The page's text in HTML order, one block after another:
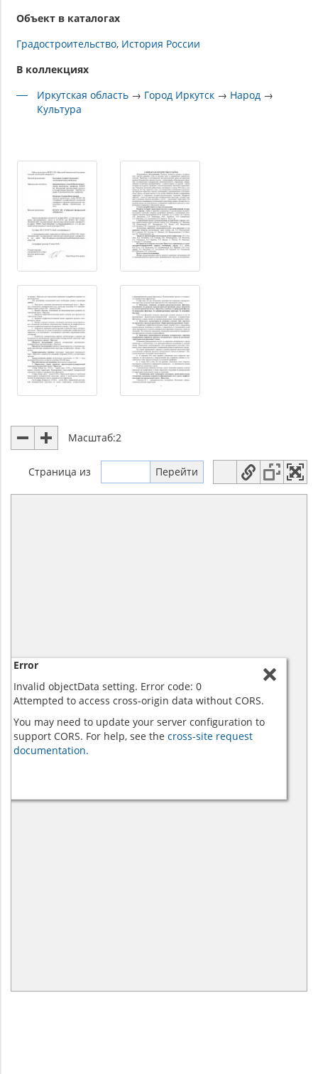
Объект в каталогах
Градостроительство История России
В коллекциях
Иркутская область → Город Иркутск → Народ →
Культура
Масштаб:2
Страница из
Error
Invalid objectData setting. Error code: 0
Attempted to access cross-origin data without CORS.
You may need to update your server configuration to
support CORS. For help, see the cross-site request
documentation.